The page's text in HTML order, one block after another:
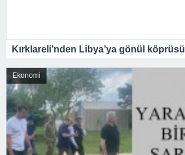
Kırklareli’nden Libya’ya gönül köprüsü
Ekonomi